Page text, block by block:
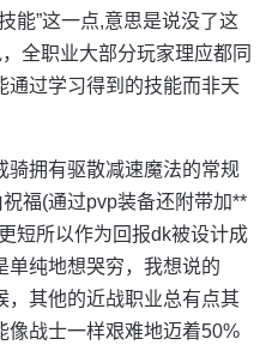
能”这一点,意思是说没了这
全职业大部分玩家理应都同
通过学习得到的技能而非天
骑拥有驱散减速魔法的常规
福(通过pvp装备还附带加**
短所以作为回报dk被设计成
单纯地想哭穷，我想说的
，其他的近战职业总有点其
像战士一样艰难地迈着50%